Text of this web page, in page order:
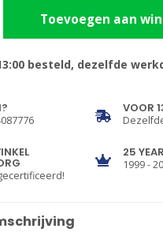
Toevoegen aan
besteld, dezelfde
VOOR
25
1999 -